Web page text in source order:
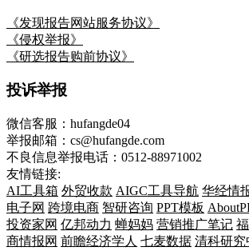
《发现报告网站服务协议》
《侵权举报》
《研选报告购前协议》
投诉举报
微信客服：hufangde04
举报邮箱：cs@hufangde.com
不良信息举报电话：0512-88971002
友情链接:
AI工具箱 外贸收款 AIGC工具导航 华经情
电子网 跨境电商 智研咨询 PPT模板
投资家网 亿邦动力 蝉妈妈 营销推广笔记
商情报网 前瞻经济学人 七麦数据 清科研究